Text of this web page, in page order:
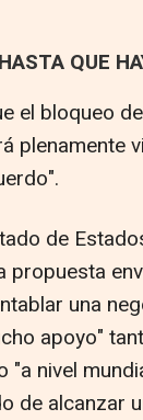
QUE
el bloqueo
plenamente
de
una
apoyo"
nivel
de alcanzar